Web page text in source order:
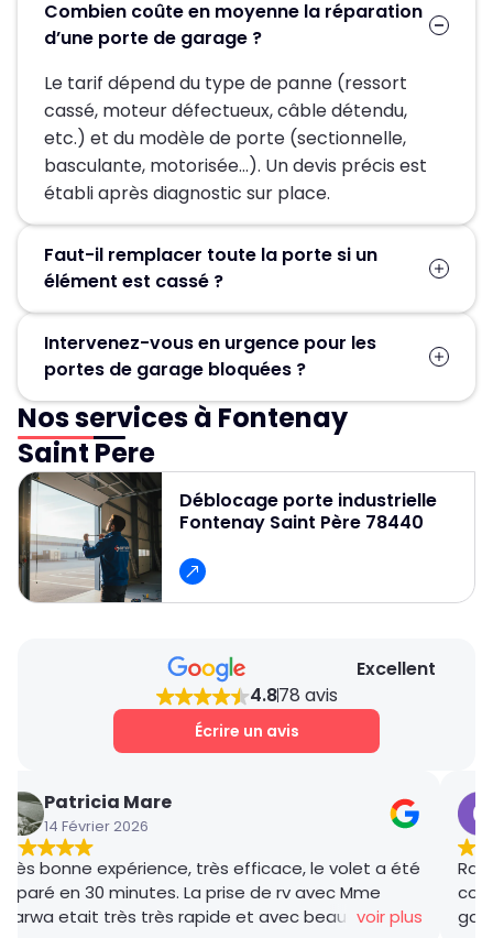
Combien coûte en moyenne la réparation
d’une porte de garage ?
Le tarif dépend du type de panne (ressort
cassé, moteur défectueux, câble détendu,
etc.) et du modèle de porte (sectionnelle,
basculante, motorisée…). Un devis précis est
établi après diagnostic sur place.
Faut-il remplacer toute la porte si un
élément est cassé ?
les pièces défectueuses (ressort, moteur,
câbles, rails) sont remplacées, ce qui permet
d’éviter un changement complet de la porte.
Intervenez-vous en urgence pour les
portes de garage bloquées ?
Oui, un service d’urgence est disponible
24h/24 et 7j/7 pour débloquer et réparer
rapidement les portes de garage.
Nos services à Fontenay
Saint Pere
Déblocage porte industrielle
Fontenay Saint Père 78440
Excellent
4.878 avis
Écrire un avis
Patricia Mare
14 Février 2026
Très bonne expérience, très efficace, le volet a été
réparé en 30 minutes. La prise de rv avec Mme
Marwa etait très très rapide et avec beaucoup de
voir plus